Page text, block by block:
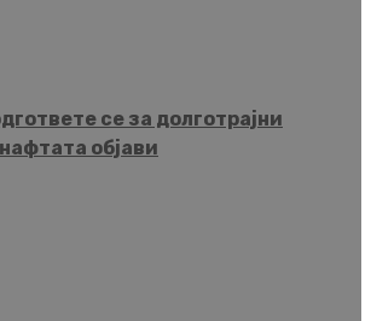
се за долготрајни
објави